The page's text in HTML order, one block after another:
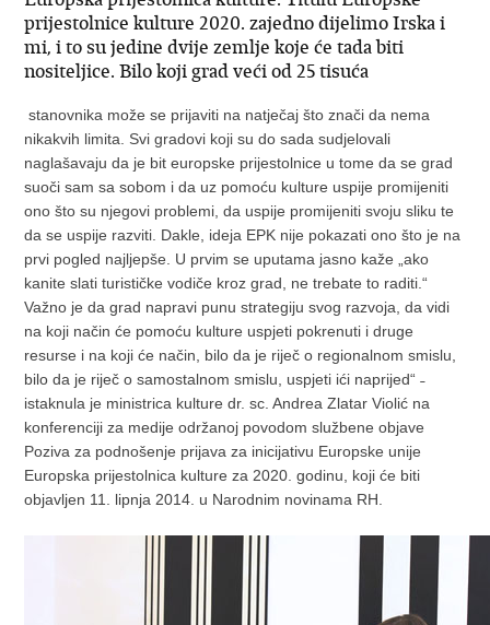
prijestolnice kulture 2020. zajedno dijelimo Irska i
mi, i to su jedine dvije zemlje koje će tada biti
nositeljice. Bilo koji grad veći od 25 tisuća
stanovnika može se prijaviti na natječaj što znači da nema
nikakvih limita. Svi gradovi koji su do sada sudjelovali
naglašavaju da je bit europske prijestolnice u tome da se grad
suoči sam sa sobom i da uz pomoću kulture uspije promijeniti
ono što su njegovi problemi, da uspije promijeniti svoju sliku te
da se uspije razviti. Dakle, ideja EPK nije pokazati ono što je na
prvi pogled najljepše. U prvim se uputama jasno kaže „ako
kanite slati turističke vodiče kroz grad, ne trebate to raditi.“
Važno je da grad napravi punu strategiju svog razvoja, da vidi
na koji način će pomoću kulture uspjeti pokrenuti i druge
resurse i na koji će način, bilo da je riječ o regionalnom smislu,
bilo da je riječ o samostalnom smislu, uspjeti ići naprijed“ ˗
istaknula je ministrica kulture dr. sc. Andrea Zlatar Violić na
konferenciji za medije održanoj povodom službene objave
Poziva za podnošenje prijava za inicijativu Europske unije
Europska prijestolnica kulture za 2020. godinu, koji će biti
objavljen 11. lipnja 2014. u Narodnim novinama RH.